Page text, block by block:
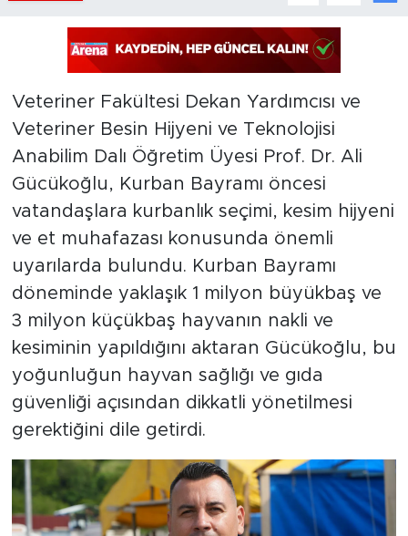
Veteriner Fakültesi Dekan Yardımcısı ve
Veteriner Besin Hijyeni ve Teknolojisi
Anabilim Dalı Öğretim Üyesi Prof. Dr. Ali
Gücükoğlu, Kurban Bayramı öncesi
vatandaşlara kurbanlık seçimi, kesim hijyeni
ve et muhafazası konusunda önemli
uyarılarda bulundu. Kurban Bayramı
döneminde yaklaşık 1 milyon büyükbaş ve
3 milyon küçükbaş hayvanın nakli ve
kesiminin yapıldığını aktaran Gücükoğlu, bu
yoğunluğun hayvan sağlığı ve gıda
güvenliği açısından dikkatli yönetilmesi
gerektiğini dile getirdi.